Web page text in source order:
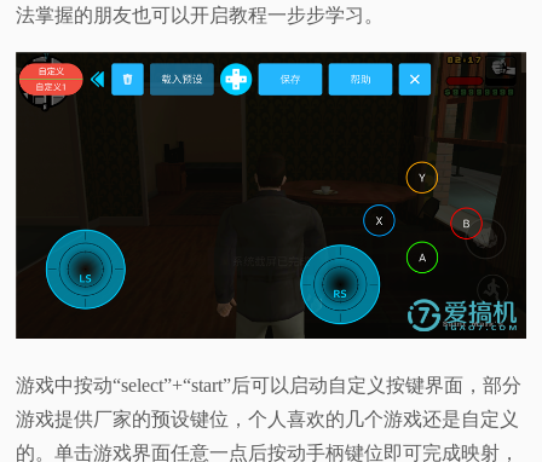
法掌握的朋友也可以开启教程一步步学习。
游戏中按动“select”+“start”后可以启动自定义按键界面，部分
游戏提供厂家的预设键位，个人喜欢的几个游戏还是自定义
的。单击游戏界面任意一点后按动手柄键位即可完成映射，